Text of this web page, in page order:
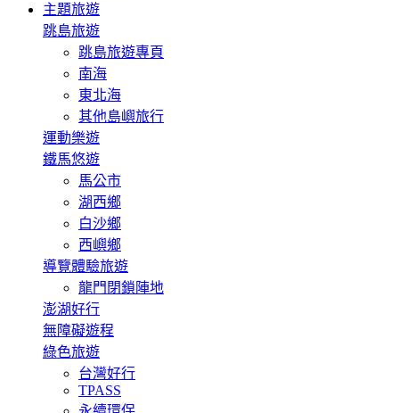
主題旅遊
跳島旅遊
跳島旅遊專頁
南海
東北海
其他島嶼旅行
運動樂遊
鐵馬悠遊
馬公市
湖西鄉
白沙鄉
西嶼鄉
導覽體驗旅遊
龍門閉鎖陣地
澎湖好行
無障礙遊程
綠色旅遊
台灣好行
TPASS